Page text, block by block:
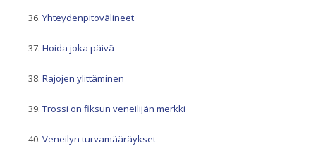
Yhteydenpitovälineet
Hoida joka päivä
Rajojen ylittäminen
Trossi on fiksun veneilijän merkki
Veneilyn turvamääräykset